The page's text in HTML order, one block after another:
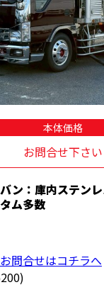
本体価格
お問合せ下さい
ン：庫内ステン
ム多数
問合せはコチラへ